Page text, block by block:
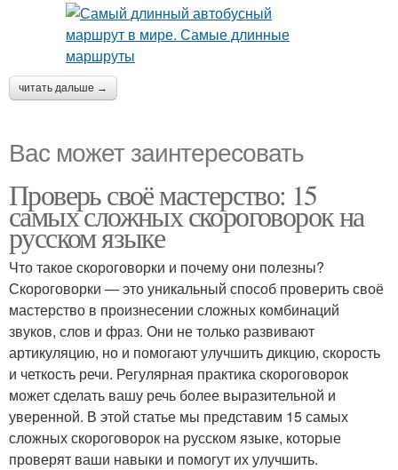
читать дальше →
Вас может заинтересовать
Проверь своё мастерство: 15
самых сложных скороговорок на
русском языке
Что такое скороговорки и почему они полезны?
Скороговорки — это уникальный способ проверить своё
мастерство в произнесении сложных комбинаций
звуков, слов и фраз. Они не только развивают
артикуляцию, но и помогают улучшить дикцию, скорость
и четкость речи. Регулярная практика скороговорок
может сделать вашу речь более выразительной и
уверенной. В этой статье мы представим 15 самых
сложных скороговорок на русском языке, которые
проверят ваши навыки и помогут их улучшить.